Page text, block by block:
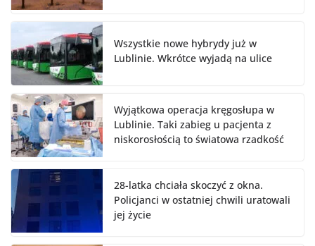
Wszystkie nowe hybrydy już w
Lublinie. Wkrótce wyjadą na ulice
Wyjątkowa operacja kręgosłupa w
Lublinie. Taki zabieg u pacjenta z
niskorosłością to światowa rzadkość
28-latka chciała skoczyć z okna.
Policjanci w ostatniej chwili uratowali
jej życie